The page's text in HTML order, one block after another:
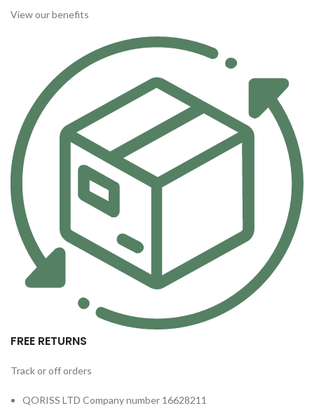
View our benefits
FREE RETURNS
Track or off orders
QORISS LTD Company number 16628211